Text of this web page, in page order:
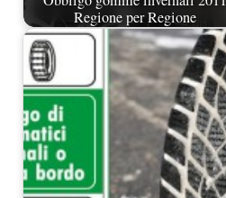
Regione per Regione